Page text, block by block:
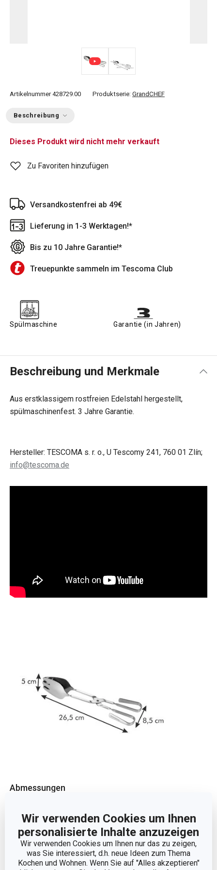
Wir verwenden Cookies um Ihnen
personalisierte Inhalte anzuzeigen
Wir verwenden Cookies um Ihnen nur das zu zeigen,
was Sie interessiert, d.h. neue Ideen zum Thema
Kochen und Wohnen. Wenn Sie auf "Alles akzeptieren"
Artikelnummer 428729.00 Produktserie: GrandCHEF
Beschreibung
Dieses Produkt wird nicht mehr verkauft
Zu Favoriten hinzufügen
Versandkostenfrei ab 49€
Lieferung in 1-3 Werktagen!*
Bis zu 10 Jahre Garantie!*
Treuepunkte sammeln im Tescoma Club
Spülmaschine Garantie (in Jahren)
Beschreibung und Merkmale
Aus erstklassigem rostfreien Edelstahl hergestellt,
spülmaschinenfest. 3 Jahre Garantie.
Hersteller: TESCOMA s. r. o., U Tescomy 241, 760 01 Zlín;
info@tescoma.de
Abmessungen
PRODUKTBREITE (CM)
PRODUKTHÖHE (CM)
PRODUKTLÄNGE (CM) 26.5